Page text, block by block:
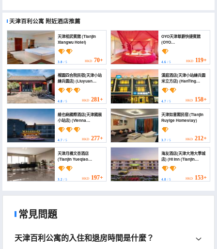
天津百利公寓 附近酒店推薦
天津相武賓館 (Tianjin
Xiangwu Hotel)
3.8 / 5 HKD 70+
OYO天津尊爵快捷賓館
(OYO
TianjinZunjueHOTEL)
4.6/ 5 HKD 119+
榴園四合院民宿(天津小站
練兵園店) (Liuyuan
Hotel)
4.8 / 5 HKD 281+
漢庭酒店(天津小站練兵園
米立方店) (HanTing
Hotel (Tianjin Xiaozhan
Lianbingyuan Milifang))
4.7/ 5 HKD 158+
維也納國際酒店(天津國展
小站店) (Vienna
International Hotel
(Tianjin International
Exhibition Station))
4.7 / 5 HKD 277+
天津如意閣民宿 (Tianjin
Ruyige Homestay)
3.7/ 5 HKD 212+
天津月橋文杏酒店
(Tianjin Yueqiao
Wenxing Hotel)
3.2 / 5 HKD 197+
海友酒店(天津大港大學城
店) (Hi Inn (Tianjin
Dagang University
Town))
4.8/ 5 HKD 153+
常見問題
天津百利公寓的入住和退房時間是什麼？